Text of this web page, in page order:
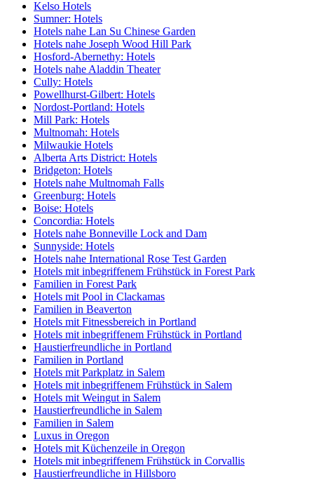
Kelso Hotels
Sumner: Hotels
Hotels nahe Lan Su Chinese Garden
Hotels nahe Joseph Wood Hill Park
Hosford-Abernethy: Hotels
Hotels nahe Aladdin Theater
Cully: Hotels
Powellhurst-Gilbert: Hotels
Nordost-Portland: Hotels
Mill Park: Hotels
Multnomah: Hotels
Milwaukie Hotels
Alberta Arts District: Hotels
Bridgeton: Hotels
Hotels nahe Multnomah Falls
Greenburg: Hotels
Boise: Hotels
Concordia: Hotels
Hotels nahe Bonneville Lock and Dam
Sunnyside: Hotels
Hotels nahe International Rose Test Garden
Hotels mit inbegriffenem Frühstück in Forest Park
Familien in Forest Park
Hotels mit Pool in Clackamas
Familien in Beaverton
Hotels mit Fitnessbereich in Portland
Hotels mit inbegriffenem Frühstück in Portland
Haustierfreundliche in Portland
Familien in Portland
Hotels mit Parkplatz in Salem
Hotels mit inbegriffenem Frühstück in Salem
Hotels mit Weingut in Salem
Haustierfreundliche in Salem
Familien in Salem
Luxus in Oregon
Hotels mit Küchenzeile in Oregon
Hotels mit inbegriffenem Frühstück in Corvallis
Haustierfreundliche in Hillsboro